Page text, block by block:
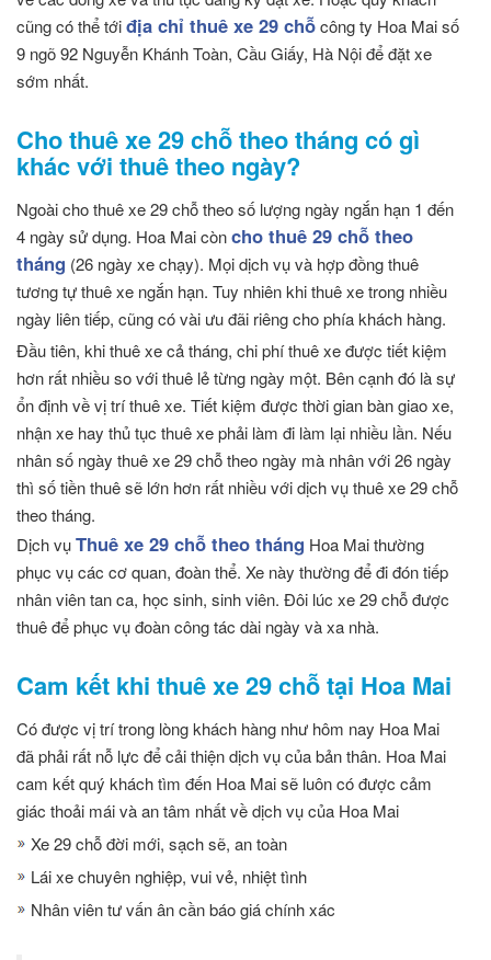
cũng có thể tớiđịa chỉ thuê xe 29 chỗcông ty Hoa Mai số
9 ngõ 92 Nguyễn Khánh Toàn, Cầu Giấy, Hà Nội để đặt xe
sớm nhất.
Cho thuê xe 29 chỗ theo tháng có gì
khác với thuê theo ngày?
Ngoài cho thuê xe 29 chỗ theo số lượng ngày ngắn hạn 1 đến
4 ngày sử dụng. Hoa Mai còncho thuê 29 chỗ theo
tháng (26 ngày xe chạy). Mọi dịch vụ và hợp đồng thuê
tương tự thuê xe ngắn hạn. Tuy nhiên khi thuê xe trong nhiều
ngày liên tiếp, cũng có vài ưu đãi riêng cho phía khách hàng.
Đầu tiên, khi thuê xe cả tháng, chi phí thuê xe được tiết kiệm
hơn rất nhiều so với thuê lẻ từng ngày một. Bên cạnh đó là sự
ổn định về vị trí thuê xe. Tiết kiệm được thời gian bàn giao xe,
nhận xe hay thủ tục thuê xe phải làm đi làm lại nhiều lần. Nếu
nhân số ngày thuê xe 29 chỗ theo ngày mà nhân với 26 ngày
thì số tiền thuê sẽ lớn hơn rất nhiều với dịch vụ thuê xe 29 chỗ
theo tháng.
Dịch vụThuê xe 29 chỗ theo tháng Hoa Mai thường
phục vụ các cơ quan, đoàn thể. Xe này thường để đi đón tiếp
nhân viên tan ca, học sinh, sinh viên. Đôi lúc xe 29 chỗ được
thuê để phục vụ đoàn công tác dài ngày và xa nhà.
Cam kết khi thuê xe 29 chỗ tại Hoa Mai
Có được vị trí trong lòng khách hàng như hôm nay Hoa Mai
đã phải rất nỗ lực để cải thiện dịch vụ của bản thân. Hoa Mai
cam kết quý khách tìm đến Hoa Mai sẽ luôn có được cảm
giác thoải mái và an tâm nhất về dịch vụ của Hoa Mai
Xe 29 chỗ đời mới, sạch sẽ, an toàn
Lái xe chuyên nghiệp, vui vẻ, nhiệt tình
Nhân viên tư vấn ân cần báo giá chính xác